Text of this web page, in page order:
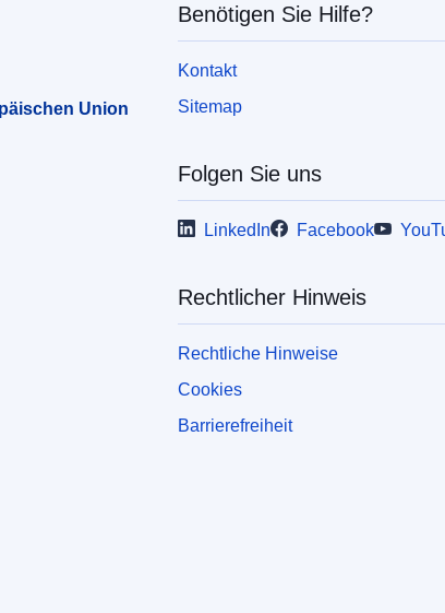
Union
Union
Benötigen Sie Hilfe?
Kontakt
Sitemap
Folgen Sie uns
LinkedIn Facebook
Rechtlicher Hinweis
Rechtliche Hinweise
Cookies
Barrierefreiheit